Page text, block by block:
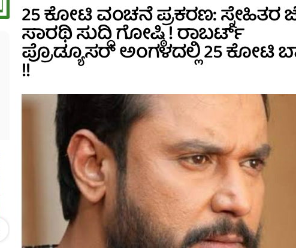
| Abhishek Ambareesh | Aviva ||
06:23
ಮಗನಿಗಾಗಿಯೇ ಸಿನಿಮಾ ಮಾಡಿದ ಮಹಾತಾಯಿ! | Karnataka ||
25 ಕೋಟಿ ವಂಚನೆ ಪ್ರಕರಣ: ಸ್ನೇಹಿತರ
ಸಾರಥಿ ಸುದ್ದಿ ಗೋಷ್ಠಿ ! ರಾಬರ್ಟ್
ಪ್ರೊಡ್ಯೂಸರ್ ಅಂಗಳದಲ್ಲಿ 25 ಕೋಟಿ
!!